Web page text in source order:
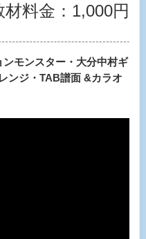
材料金：1,000円
モンスター・大分中村ギ
ンジ・TAB譜面 &カラオ